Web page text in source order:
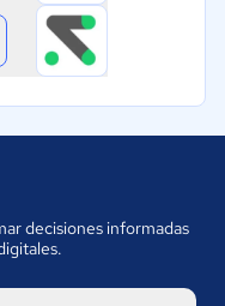
decisiones informadas